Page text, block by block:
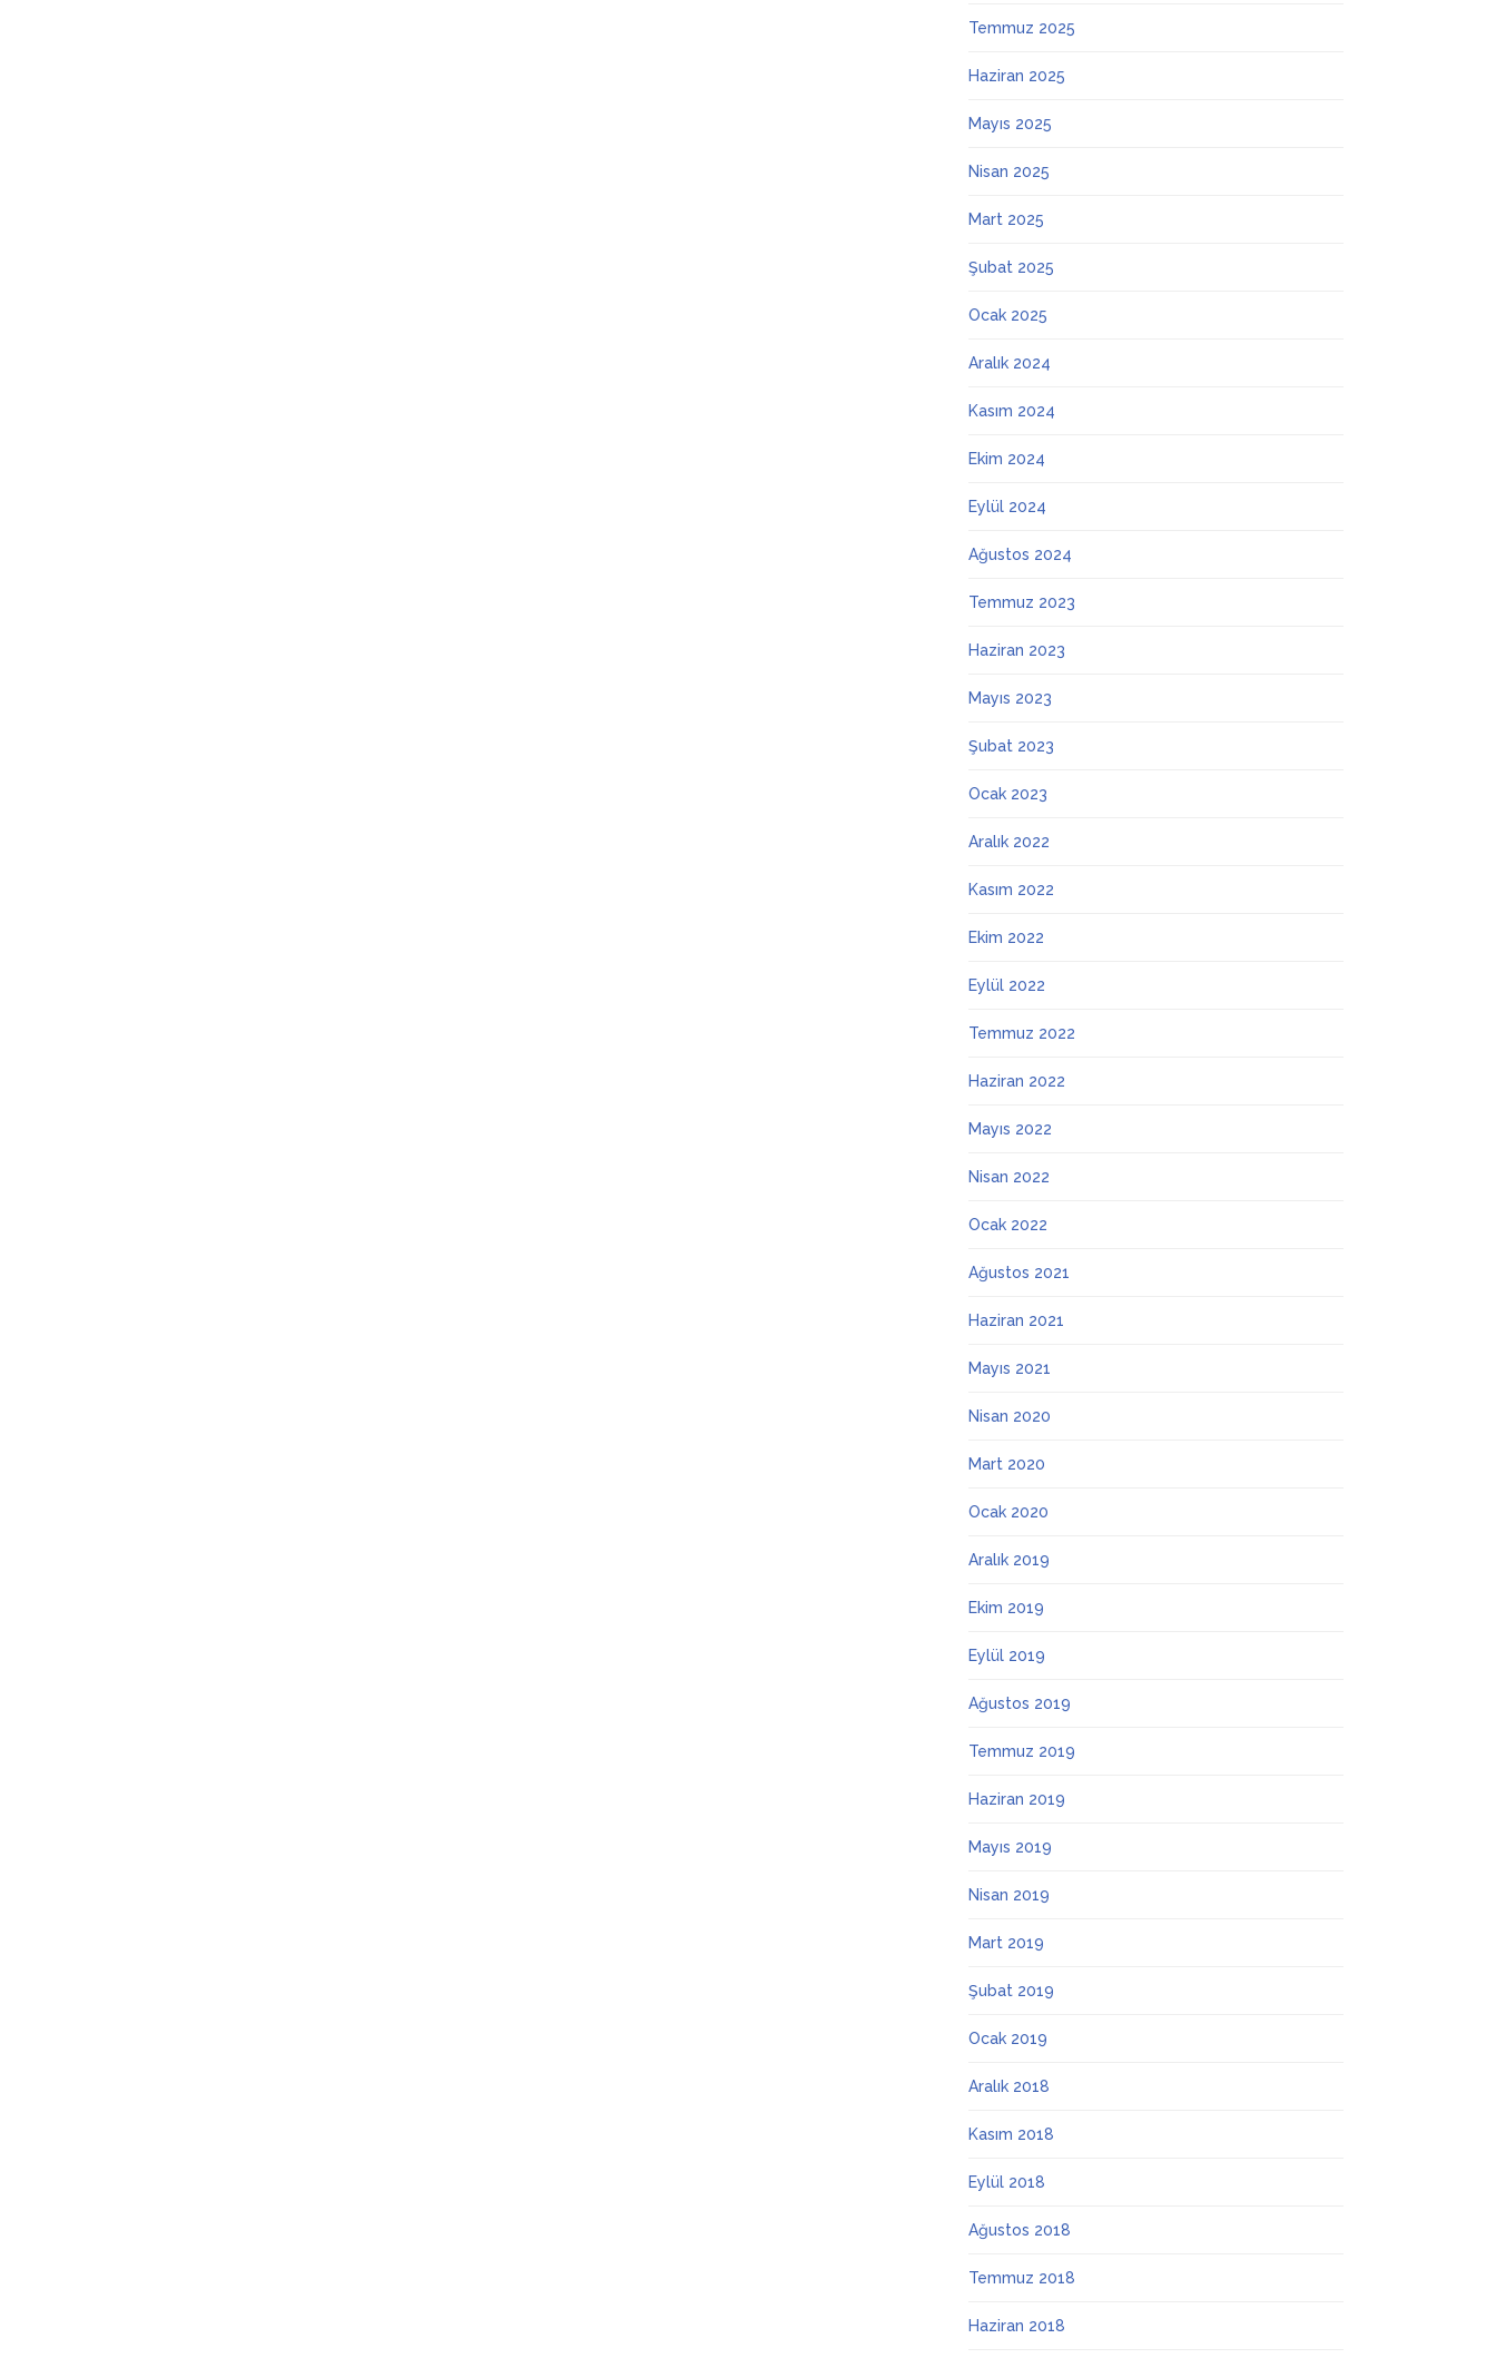
Temmuz 2025
Haziran 2025
Mayıs 2025
Nisan 2025
Mart 2025
Şubat 2025
Ocak 2025
Aralık 2024
Kasım 2024
Ekim 2024
Eylül 2024
Ağustos 2024
Temmuz 2023
Haziran 2023
Mayıs 2023
Şubat 2023
Ocak 2023
Aralık 2022
Kasım 2022
Ekim 2022
Eylül 2022
Temmuz 2022
Haziran 2022
Mayıs 2022
Nisan 2022
Ocak 2022
Ağustos 2021
Haziran 2021
Mayıs 2021
Nisan 2020
Mart 2020
Ocak 2020
Aralık 2019
Ekim 2019
Eylül 2019
Ağustos 2019
Temmuz 2019
Haziran 2019
Mayıs 2019
Nisan 2019
Mart 2019
Şubat 2019
Ocak 2019
Aralık 2018
Kasım 2018
Eylül 2018
Ağustos 2018
Temmuz 2018
Haziran 2018